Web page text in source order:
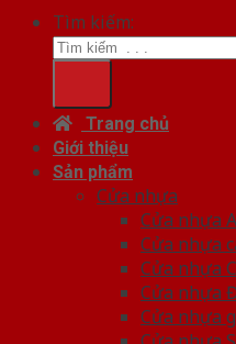
Tìm kiếm:
Trang chủ
Giới thiệu
Sản phẩm
Cửa nhựa
Cửa nhựa
Cửa nhựa
Cửa nhựa
Cửa nhựa
Cửa nhựa